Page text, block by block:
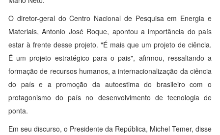
O diretor-geral do Centro Nacional de Pesquisa em Energia e
Materiais, Antonio José Roque, apontou a importância do país
estar à frente desse projeto. "É mais que um projeto de ciência.
É um projeto estratégico para o pais", afirmou, ressaltando a
formação de recursos humanos, a internacionalização da ciência
do país e a promoção da autoestima do brasileiro com o
protagonismo do país no desenvolvimento de tecnologia de
ponta.
Em seu discurso, o Presidente da República, Michel Temer, disse